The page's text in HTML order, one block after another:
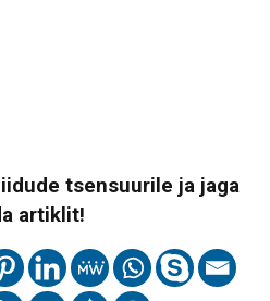
tsensuurile ja jaga
artiklit!